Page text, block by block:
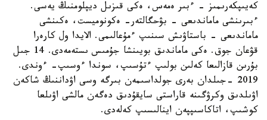
كەيىپكەرىمىز - ءبىر ەمەس، ەكى قىزىل ديپلومنىڭ يەسى.
ءبىرىنشى ماماندىعى - بۋحگالتەر- ەكونوميست، ەكىنشى
ماماندىعى - باستاۋىش سىنىپ ءمۇعالىمى. الايدا ول كارەرا
قۋعان جوق. ەكى ماماندىق بويىنشا جۇمىس ىستەمەدى. 14 جىل
بۇرىن قازالىعا كەلىن بولىپ ءتۇسىپ، سوندا ءوسىپ- ءوندى.
2019 -جىلدان بەرى جولداسىمەن بىرگە وسى اۋداننىڭ شاكەن
اۋىلدىق وكرۋگىنە قاراستى سايقۇدىق دەگەن مالشى اۋىلعا
كوشىپ، اتاكاسىپپەن اينالىسىپ كەلەدى.